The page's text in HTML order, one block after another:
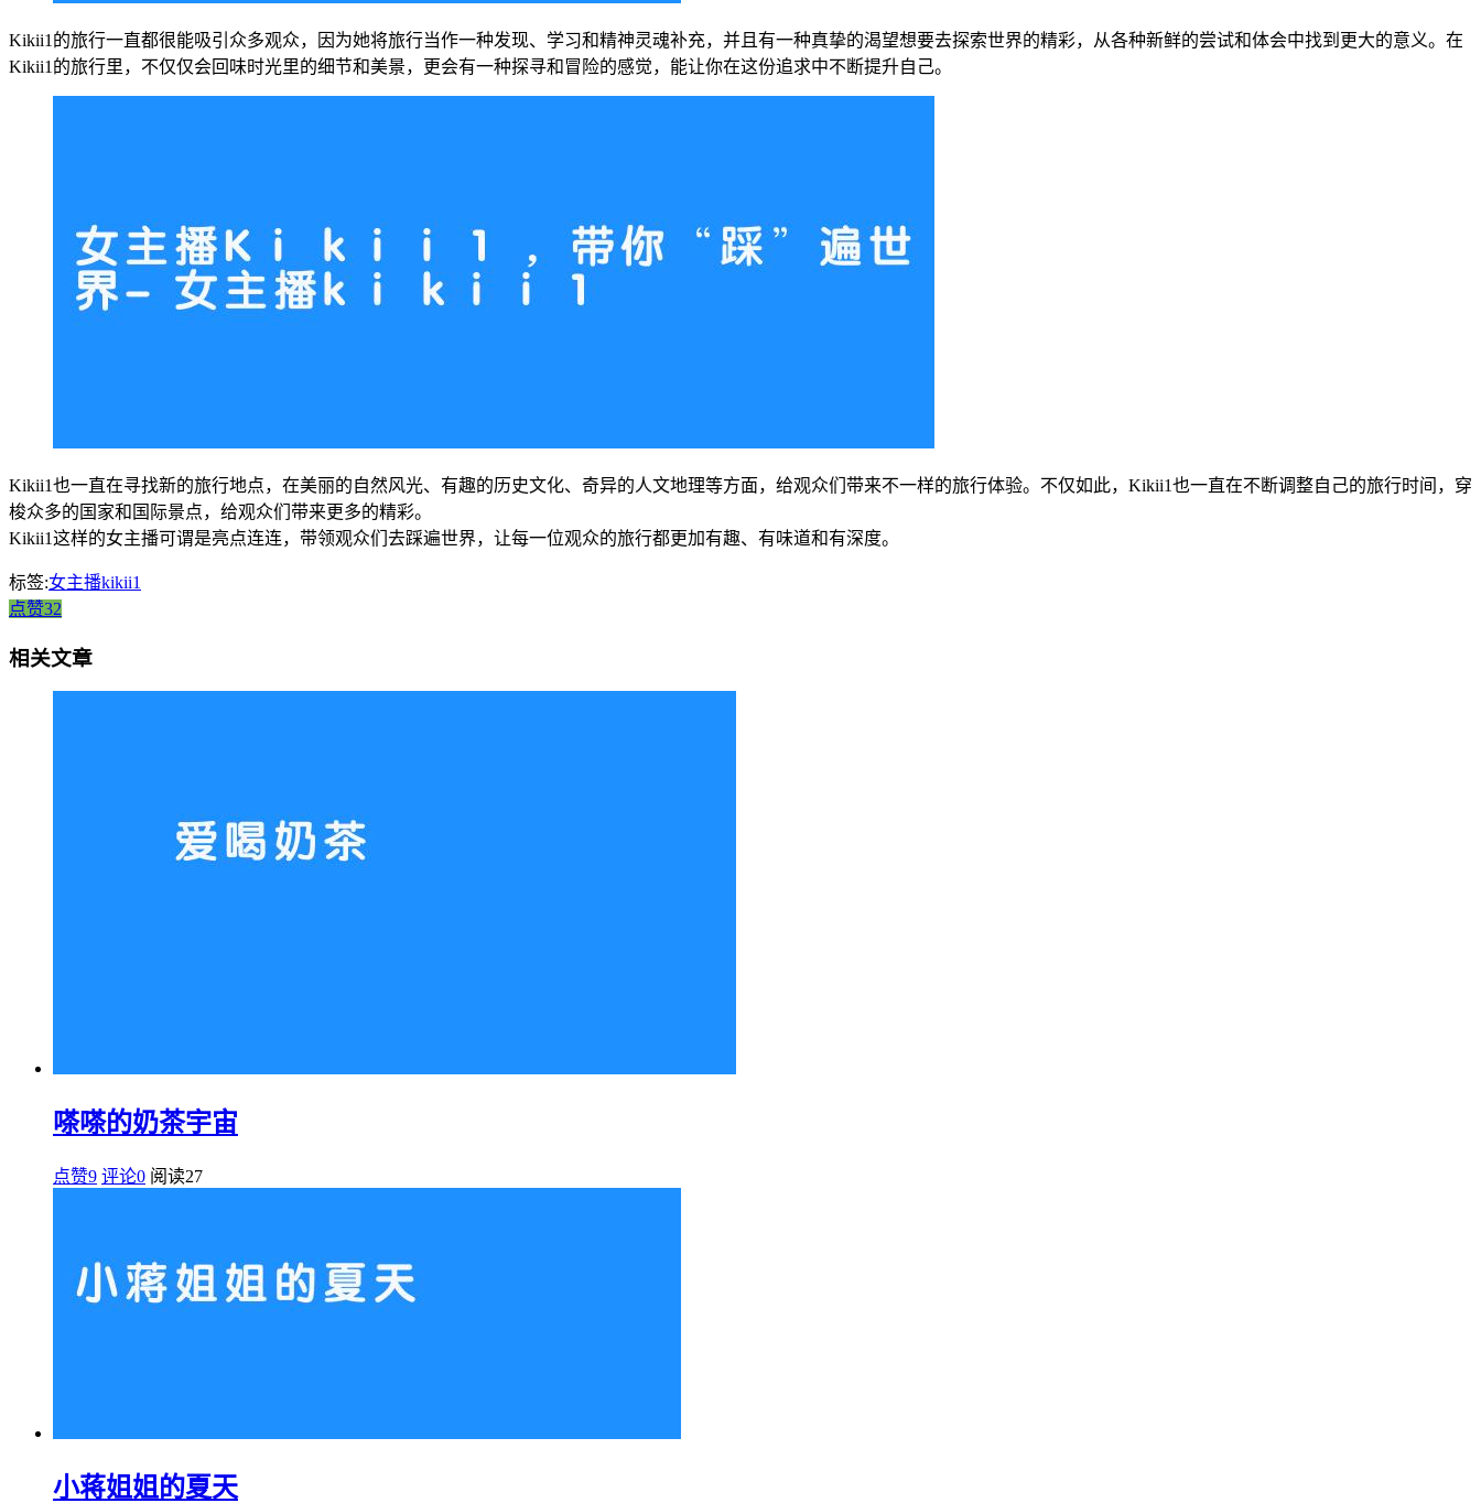
Kikii1的旅行一直都很能吸引众多观众，因为她将旅行当作一种发现、学习和精神灵魂补充，并且有一种真挚的渴望想要去探索世界的精彩，从各种新鲜的尝试和体会中找到更大的意义。在
Kikii1的旅行里，不仅仅会回味时光里的细节和美景，更会有一种探寻和冒险的感觉，能让你在这份追求中不断提升自己。
Kikii1也一直在寻找新的旅行地点，在美丽的自然风光、有趣的历史文化、奇异的人文地理等方面，给观众们带来不一样的旅行体验。不仅如此，Kikii1也一直在不断调整自己的旅行时间，穿
梭众多的国家和国际景点，给观众们带来更多的精彩。
Kikii1这样的女主播可谓是亮点连连，带领观众们去踩遍世界，让每一位观众的旅行都更加有趣、有味道和有深度。
标签:女主播kikii1
点赞32
相关文章
嗏嗏的奶茶宇宙
点赞9 评论0 阅读27
小蒋姐姐的夏天